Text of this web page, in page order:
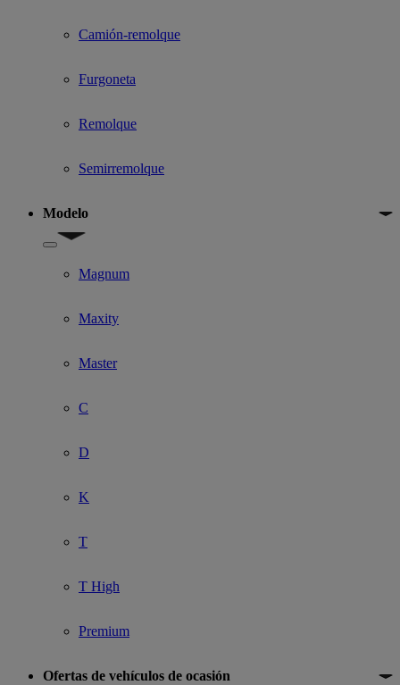
Camión-remolque
Furgoneta
Remolque
Semirremolque
Modelo
Show submenu for Modelo
Magnum
Maxity
Master
C
D
K
T
T High
Premium
Ofertas de vehículos de ocasión